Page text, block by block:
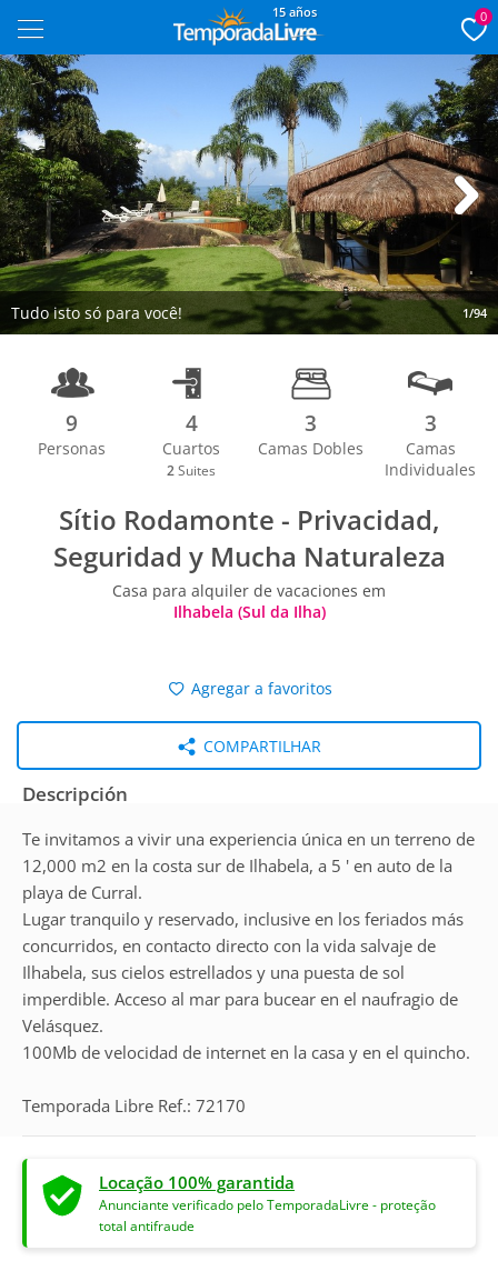
15 años 0
Tudo isto só para você! 1/94
9
Personas
4
Cuartos
2 Suites
3
Camas Dobles
3
Camas
Individuales
Sítio Rodamonte - Privacidad,
Seguridad y Mucha Naturaleza
Casa para alquiler de vacaciones em
Ilhabela (Sul da Ilha)
Agregar a favoritos
COMPARTILHAR
Descripción
Te invitamos a vivir una experiencia única en un terreno de
12,000 m2 en la costa sur de Ilhabela, a 5 ' en auto de la
playa de Curral.
Lugar tranquilo y reservado, inclusive en los feriados más
concurridos, en contacto directo con la vida salvaje de
Ilhabela, sus cielos estrellados y una puesta de sol
imperdible. Acceso al mar para bucear en el naufragio de
Velásquez.
100Mb de velocidad de internet en la casa y en el quincho.
Temporada Libre Ref.: 72170
Locação 100% garantida
Anunciante verificado pelo TemporadaLivre - proteção
total antifraude